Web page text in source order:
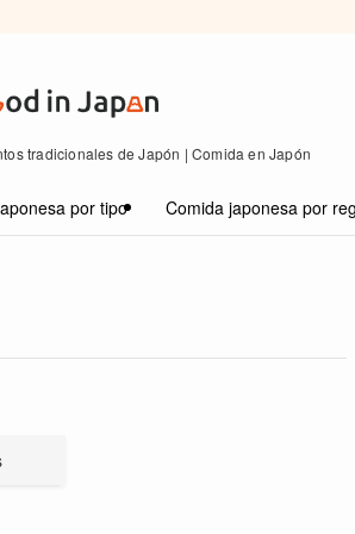
tradicionales de Japón | Comida en Japón
por tipo Comida japonesa por